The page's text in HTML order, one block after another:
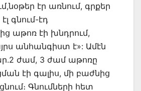
էր առնում, գրքեր
գնում-էդ
աթոռ էի խնդրում,
անհանգիստ է»: Ամէն
ժամ, 3 ժամ աթոռը
էի գալիս, մի բաժնից
Գնումների հետ